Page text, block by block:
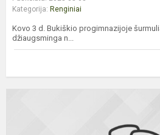
Kategorija: Renginiai
Kovo 3 d. Bukiškio progimnazijoje
džiaugsminga n...